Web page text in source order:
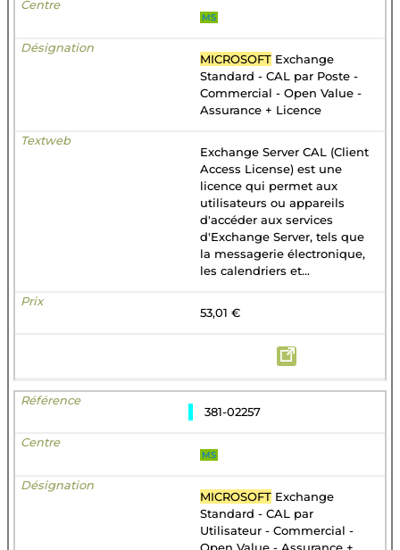
MS
MICROSOFT Exchange
Standard - CAL par Poste -
Commercial - Open Value -
Assurance + Licence
Exchange Server CAL (Client
Access License) est une
licence qui permet aux
utilisateurs ou appareils
d'accéder aux services
d'Exchange Server, tels que
la messagerie électronique,
les calendriers et...
53,01 €
381-02257
MS
MICROSOFT Exchange
Standard - CAL par
Utilisateur - Commercial -